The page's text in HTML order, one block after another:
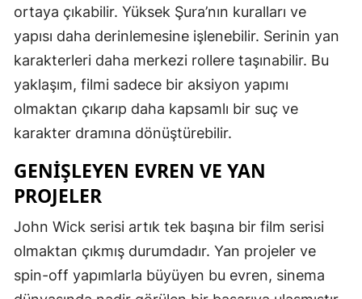
Tunceli
Şanlıurfa
Van
Aksaray
Bayburt
Karaman
ortaya çıkabilir. Yüksek Şura’nın kuralları ve
yapısı daha derinlemesine işlenebilir. Serinin yan
karakterleri daha merkezi rollere taşınabilir. Bu
yaklaşım, filmi sadece bir aksiyon yapımı
olmaktan çıkarıp daha kapsamlı bir suç ve
karakter dramına dönüştürebilir.
GENIŞLEYEN EVREN VE YAN
PROJELER
John Wick serisi artık tek başına bir film serisi
olmaktan çıkmış durumdadır. Yan projeler ve
spin-off yapımlarla büyüyen bu evren, sinema